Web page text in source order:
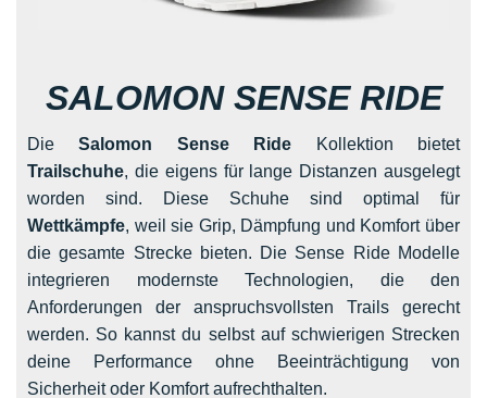
SALOMON SENSE RIDE
DieSalomon Sense Ride Kollektion bietet
Trailschuhe, die eigens für lange Distanzen ausgelegt
worden sind. Diese Schuhe sind optimal für
Wettkämpfe, weil sie Grip, Dämpfung und Komfort über
die gesamte Strecke bieten. Die Sense Ride Modelle
integrieren modernste Technologien, die den
Anforderungen der anspruchsvollsten Trails gerecht
werden. So kannst du selbst auf schwierigen Strecken
deine Performance ohne Beeinträchtigung von
Sicherheit oder Komfort aufrechthalten.